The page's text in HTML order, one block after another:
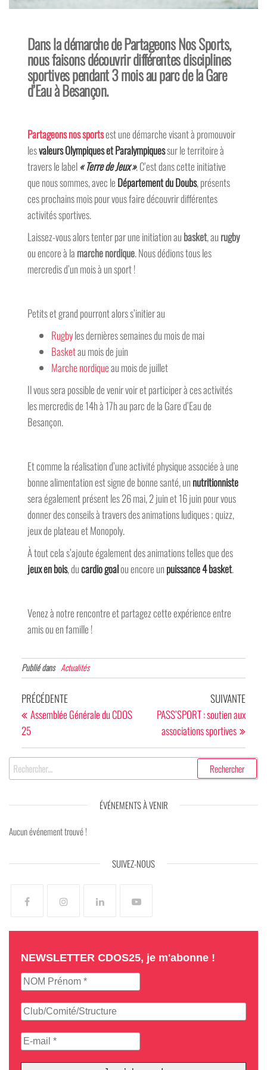
Dans la démarche de Partageons Nos Sports,
nous faisons découvrir différentes disciplines
sportives pendant 3 mois au parc de la Gare
d’Eau à Besançon.
Partageons nos sportsest une démarche visant à promouvoir
lesvaleurs Olympiques et Paralympiquessur le territoire à
travers le label « Terre de Jeux ». C’est dans cette initiative
que nous sommes, avec le Département du Doubs, présents
ces prochains mois pour vous faire découvrir différentes
activités sportives.
Laissez-vous alors tenter par une initiation au basket, au rugby
ou encore à la marche nordique. Nous dédions tous les
mercredis d’un mois à un sport !
Petits et grand pourront alors s’initier au
Rugbyles dernières semaines du mois de mai
Basketau mois de juin
Marche nordiqueau mois de juillet
Il vous sera possible de venir voir et participer à ces activités
les mercredis de 14h à 17h au parc de la Gare d’Eau de
Besançon.
Et comme la réalisation d’une activité physique associée à une
bonne alimentation est signe de bonne santé, un nutritionniste
sera également présent les 26 mai, 2 juin et 16 juin pour vous
donner des conseils à travers des animations ludiques ; quizz,
jeux de plateau et Monopoly.
À tout cela s’ajoute également des animations telles que des
jeux en bois, ducardio goalou encore un puissance 4 basket.
Venez à notre rencontre et partagez cette expérience entre
amis ou en famille !
Publié dans Actualités
PRÉCÉDENTE
Assemblée Générale du CDOS
25
SUIVANTE
PASS’SPORT : soutien aux
associations sportives
ÉVÉNEMENTS À VENIR
Aucun événement trouvé !
SUIVEZ-NOUS
NEWSLETTER CDOS25, je m'abonne !